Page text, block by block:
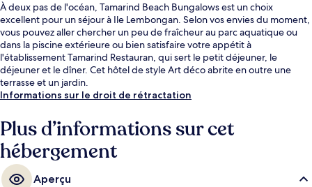
À deux pas de l'océan, Tamarind Beach Bungalows est un choix
excellent pour un séjour à Ile Lembongan. Selon vos envies du moment,
vous pouvez aller chercher un peu de fraîcheur au parc aquatique ou
dans la piscine extérieure ou bien satisfaire votre appétit à
l'établissement Tamarind Restauran, qui sert le petit déjeuner, le
déjeuner et le dîner. Cet hôtel de style Art déco abrite en outre une
terrasse et un jardin.
Informations sur le droit de rétractation
Plus d’informations sur cet
hébergement
Aperçu